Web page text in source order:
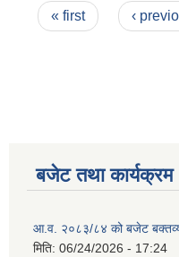
Pages
« first ‹
बजेट तथा कार्यक्रम
आ.व. २०८३/८४ को बजेट
मिति: 06/24/2026 - 17:24